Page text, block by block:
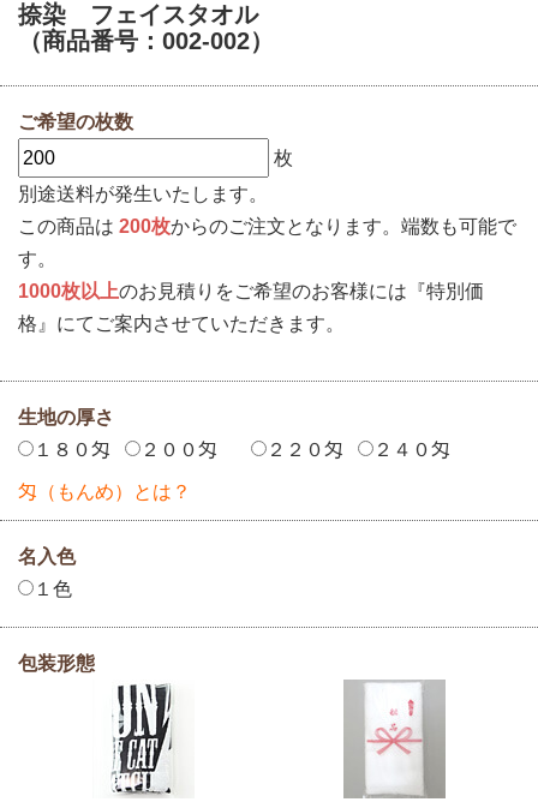
捺染 フェイスタオル
（商品番号：002-002）
ご希望の枚数
枚
別途送料が発生いたします。
この商品は 200枚からのご注文となります。端数も可能で
す。
1000枚以上のお見積りをご希望のお客様には『特別価
格』にてご案内させていただきます。
生地の厚さ
１８０匁
２００匁 ２２０匁 ２４０匁
匁（もんめ）とは？
名入色
１色
包装形態